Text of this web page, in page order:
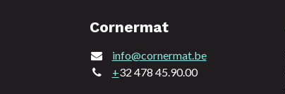
Cornermat
info@cornermat.be
+32 478 45.90.00